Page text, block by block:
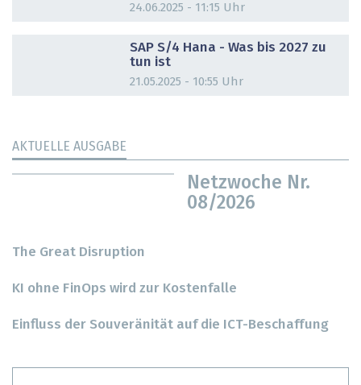
24.06.2025 - 11:15 Uhr
SAP S/4 Hana - Was bis 2027 zu
tun ist
21.05.2025 - 10:55 Uhr
AKTUELLE AUSGABE
Netzwoche Nr.
08/2026
The Great Disruption
KI ohne FinOps wird zur Kostenfalle
Einfluss der Souveränität auf die ICT-Beschaffung